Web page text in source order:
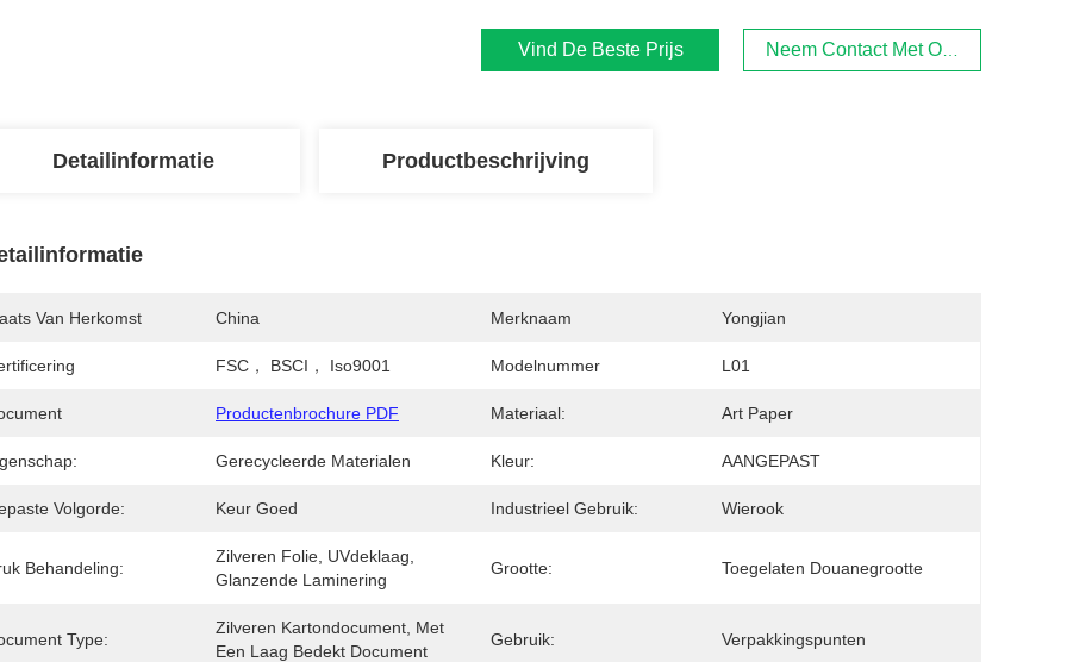
Vind De Beste Prijs Neem Contact Met Ons Op.
Detailinformatie Productbeschrijving
Van Herkomst China Merknaam Yongjian
FSC， BSCI， Iso9001 Modelnummer L01
Productenbrochure PDF Materiaal: Art Paper
Gerecycleerde Materialen Kleur: AANGEPAST
Volgorde: Keur Goed Industrieel Gebruik: Wierook
Behandeling:
Zilveren Folie, UVdeklaag,
Glanzende Laminering
Grootte: Toegelaten Douanegrootte
Type:
Zilveren Kartondocument, Met
Een Laag Bedekt Document
Gebruik: Verpakkingspunten